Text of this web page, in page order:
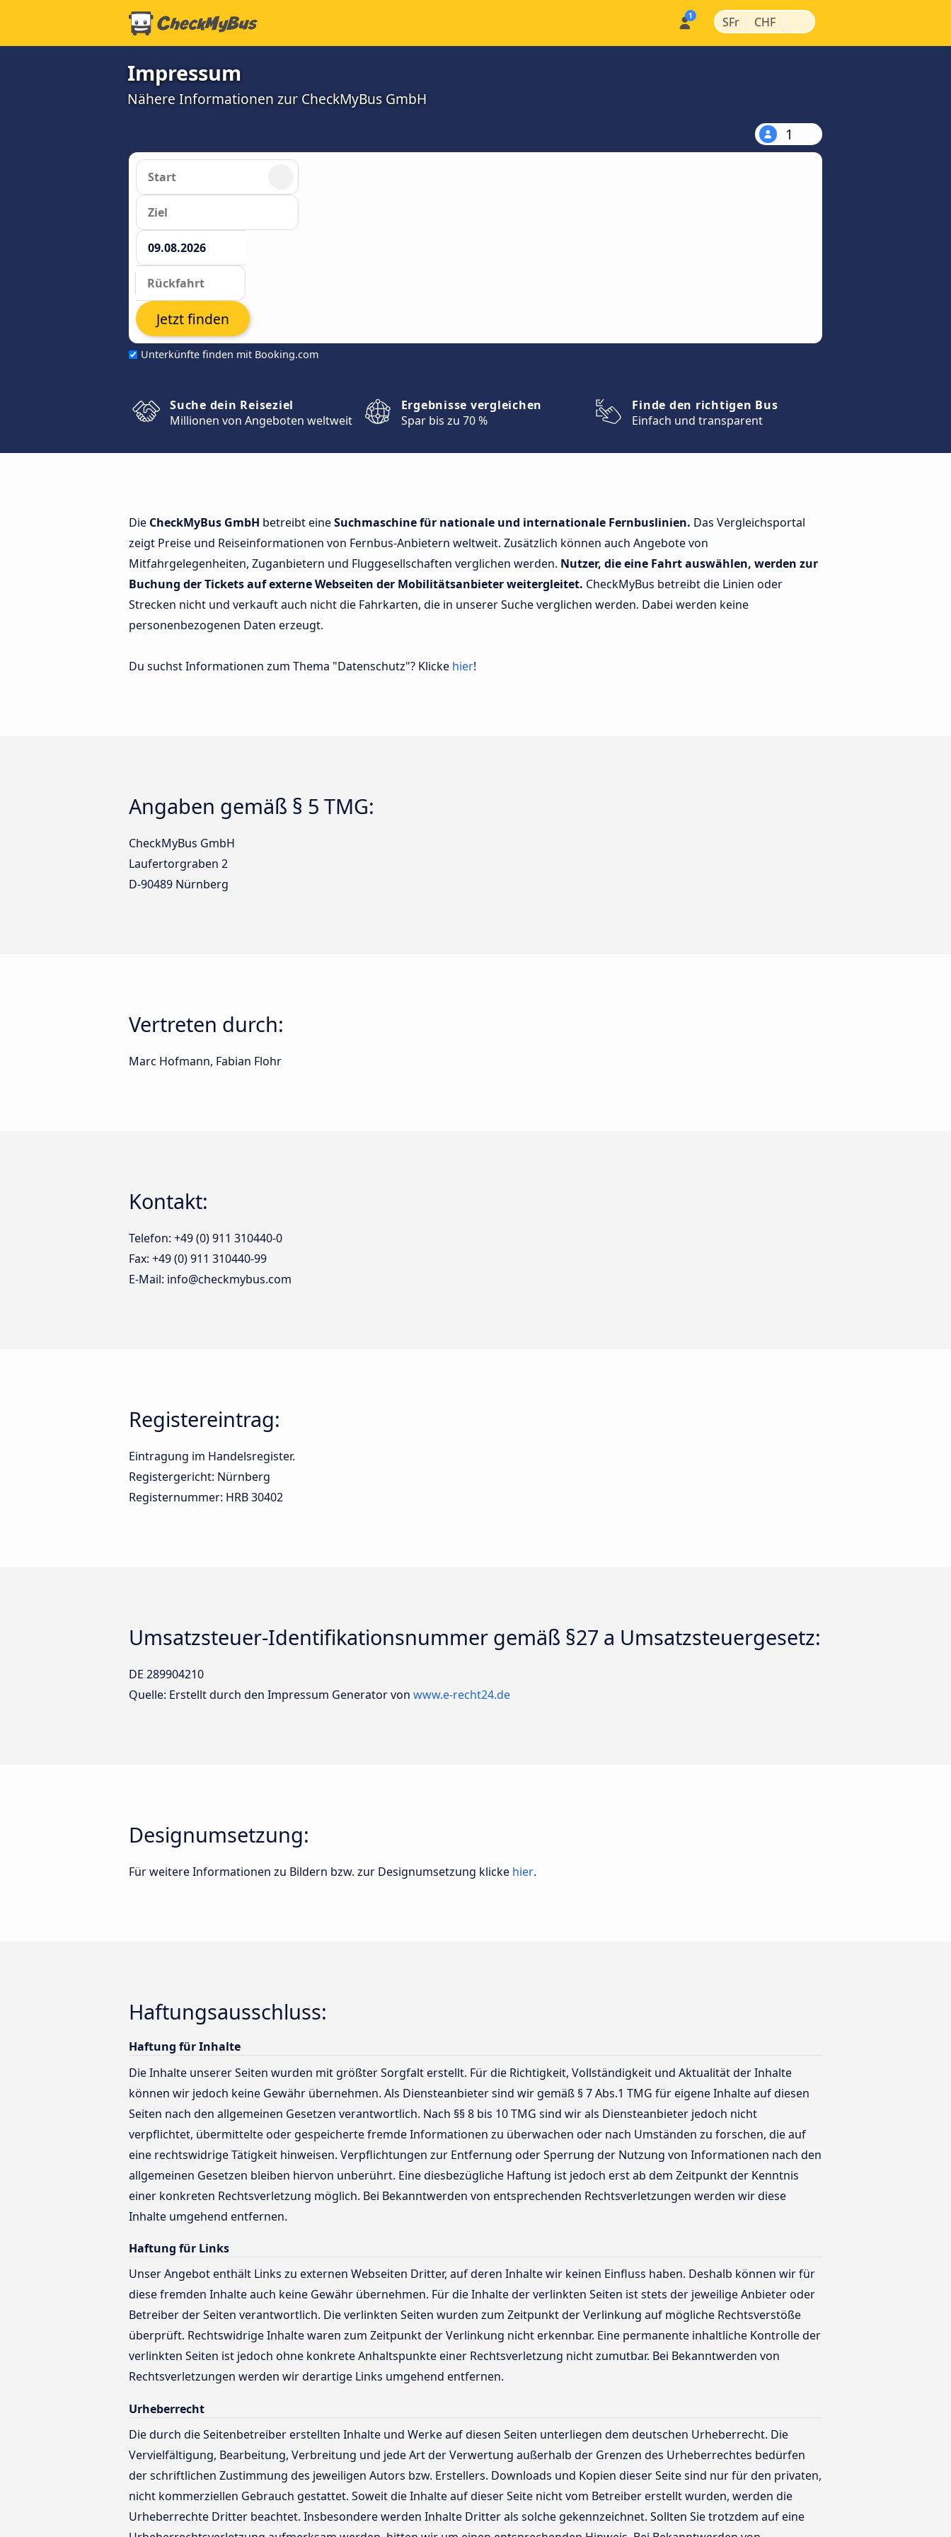
SFr | CHF |
Impressum
Nähere Informationen zur CheckMyBus GmbH
1
Unterkünfte finden mit Booking.com
Jetzt finden
Suche dein Reiseziel
Millionen von Angeboten weltweit
Ergebnisse vergleichen
Spar bis zu 70 %
Finde den richtigen Bus
Einfach und transparent
Die CheckMyBus GmbH betreibt eineSuchmaschine für nationale und internationale Fernbuslinien. Das Vergleichsportal
zeigt Preise und Reiseinformationen von Fernbus-Anbietern weltweit. Zusätzlich können auch Angebote von
Mitfahrgelegenheiten, Zuganbietern und Fluggesellschaften verglichen werden. Nutzer, die eine Fahrt auswählen, werden zur
Buchung der Tickets auf externe Webseiten der Mobilitätsanbieter weitergleitet. CheckMyBus betreibt die Linien oder
Strecken nicht und verkauft auch nicht die Fahrkarten, die in unserer Suche verglichen werden. Dabei werden keine
personenbezogenen Daten erzeugt.
Du suchst Informationen zum Thema "Datenschutz"? Klicke hier!
Angaben gemäß § 5 TMG:
CheckMyBus GmbH
Laufertorgraben 2
D-90489 Nürnberg
Vertreten durch:
Marc Hofmann, Fabian Flohr
Kontakt:
Telefon: +49 (0) 911 310440-0
Fax: +49 (0) 911 310440-99
E-Mail: info@checkmybus.com
Registereintrag:
Eintragung im Handelsregister.
Registergericht: Nürnberg
Registernummer: HRB 30402
Umsatzsteuer-Identifikationsnummer gemäß §27 a Umsatzsteuergesetz:
DE 289904210
Quelle: Erstellt durch den Impressum Generator von www.e-recht24.de
Designumsetzung:
Für weitere Informationen zu Bildern bzw. zur Designumsetzung klicke hier.
Haftungsausschluss:
Haftung für Inhalte
Die Inhalte unserer Seiten wurden mit größter Sorgfalt erstellt. Für die Richtigkeit, Vollständigkeit und Aktualität der Inhalte
können wir jedoch keine Gewähr übernehmen. Als Diensteanbieter sind wir gemäß § 7 Abs.1 TMG für eigene Inhalte auf diesen
Seiten nach den allgemeinen Gesetzen verantwortlich. Nach §§ 8 bis 10 TMG sind wir als Diensteanbieter jedoch nicht
verpflichtet, übermittelte oder gespeicherte fremde Informationen zu überwachen oder nach Umständen zu forschen, die auf
eine rechtswidrige Tätigkeit hinweisen. Verpflichtungen zur Entfernung oder Sperrung der Nutzung von Informationen nach den
allgemeinen Gesetzen bleiben hiervon unberührt. Eine diesbezügliche Haftung ist jedoch erst ab dem Zeitpunkt der Kenntnis
einer konkreten Rechtsverletzung möglich. Bei Bekanntwerden von entsprechenden Rechtsverletzungen werden wir diese
Inhalte umgehend entfernen.
Haftung für Links
Unser Angebot enthält Links zu externen Webseiten Dritter, auf deren Inhalte wir keinen Einfluss haben. Deshalb können wir für
diese fremden Inhalte auch keine Gewähr übernehmen. Für die Inhalte der verlinkten Seiten ist stets der jeweilige Anbieter oder
Betreiber der Seiten verantwortlich. Die verlinkten Seiten wurden zum Zeitpunkt der Verlinkung auf mögliche Rechtsverstöße
überprüft. Rechtswidrige Inhalte waren zum Zeitpunkt der Verlinkung nicht erkennbar. Eine permanente inhaltliche Kontrolle der
verlinkten Seiten ist jedoch ohne konkrete Anhaltspunkte einer Rechtsverletzung nicht zumutbar. Bei Bekanntwerden von
Rechtsverletzungen werden wir derartige Links umgehend entfernen.
Urheberrecht
Die durch die Seitenbetreiber erstellten Inhalte und Werke auf diesen Seiten unterliegen dem deutschen Urheberrecht. Die
Vervielfältigung, Bearbeitung, Verbreitung und jede Art der Verwertung außerhalb der Grenzen des Urheberrechtes bedürfen
der schriftlichen Zustimmung des jeweiligen Autors bzw. Erstellers. Downloads und Kopien dieser Seite sind nur für den privaten,
nicht kommerziellen Gebrauch gestattet. Soweit die Inhalte auf dieser Seite nicht vom Betreiber erstellt wurden, werden die
Urheberrechte Dritter beachtet. Insbesondere werden Inhalte Dritter als solche gekennzeichnet. Sollten Sie trotzdem auf eine